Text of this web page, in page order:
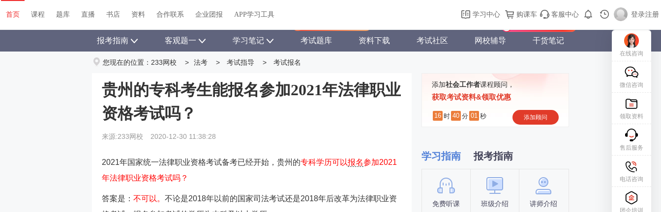
首页 课程 题库 直播 书店 资料 关于我们 帮助中心 购课车 登录/注册
首页 课程 题库 直播 书店 资料 合作联系 企业团报 APP学习工具 学习中心 购课车 客服中心 登录|注册
报考指南 客观题一 学习笔记 考试题库 资料下载 考试社区 网校辅导 干货笔记
您现在的位置： 233网校 > 法考 > 考试指导 > 考试报名
贵州的专科考生能报名参加2021年法律职业
资格考试吗？
来源:233网校 2020-12-30 11:38:28
2021年国家统一法律职业资格考试备考已经开始，贵州的专科学历可以报名参加2021
年法律职业资格考试吗？
答案是： 不可以。 不论是2018年以前的国家司法考试还是2018年后改革为法律职业资
添加社会工作者课程顾问，
获取考试资料&领取优惠
16 时 40 分 00 秒 添加顾问
学习指南 报考指南
免费听课 班级介绍 讲师介绍 报名时间
在线咨询
微信咨询
领取资料
售后服务
电话咨询
团企培训